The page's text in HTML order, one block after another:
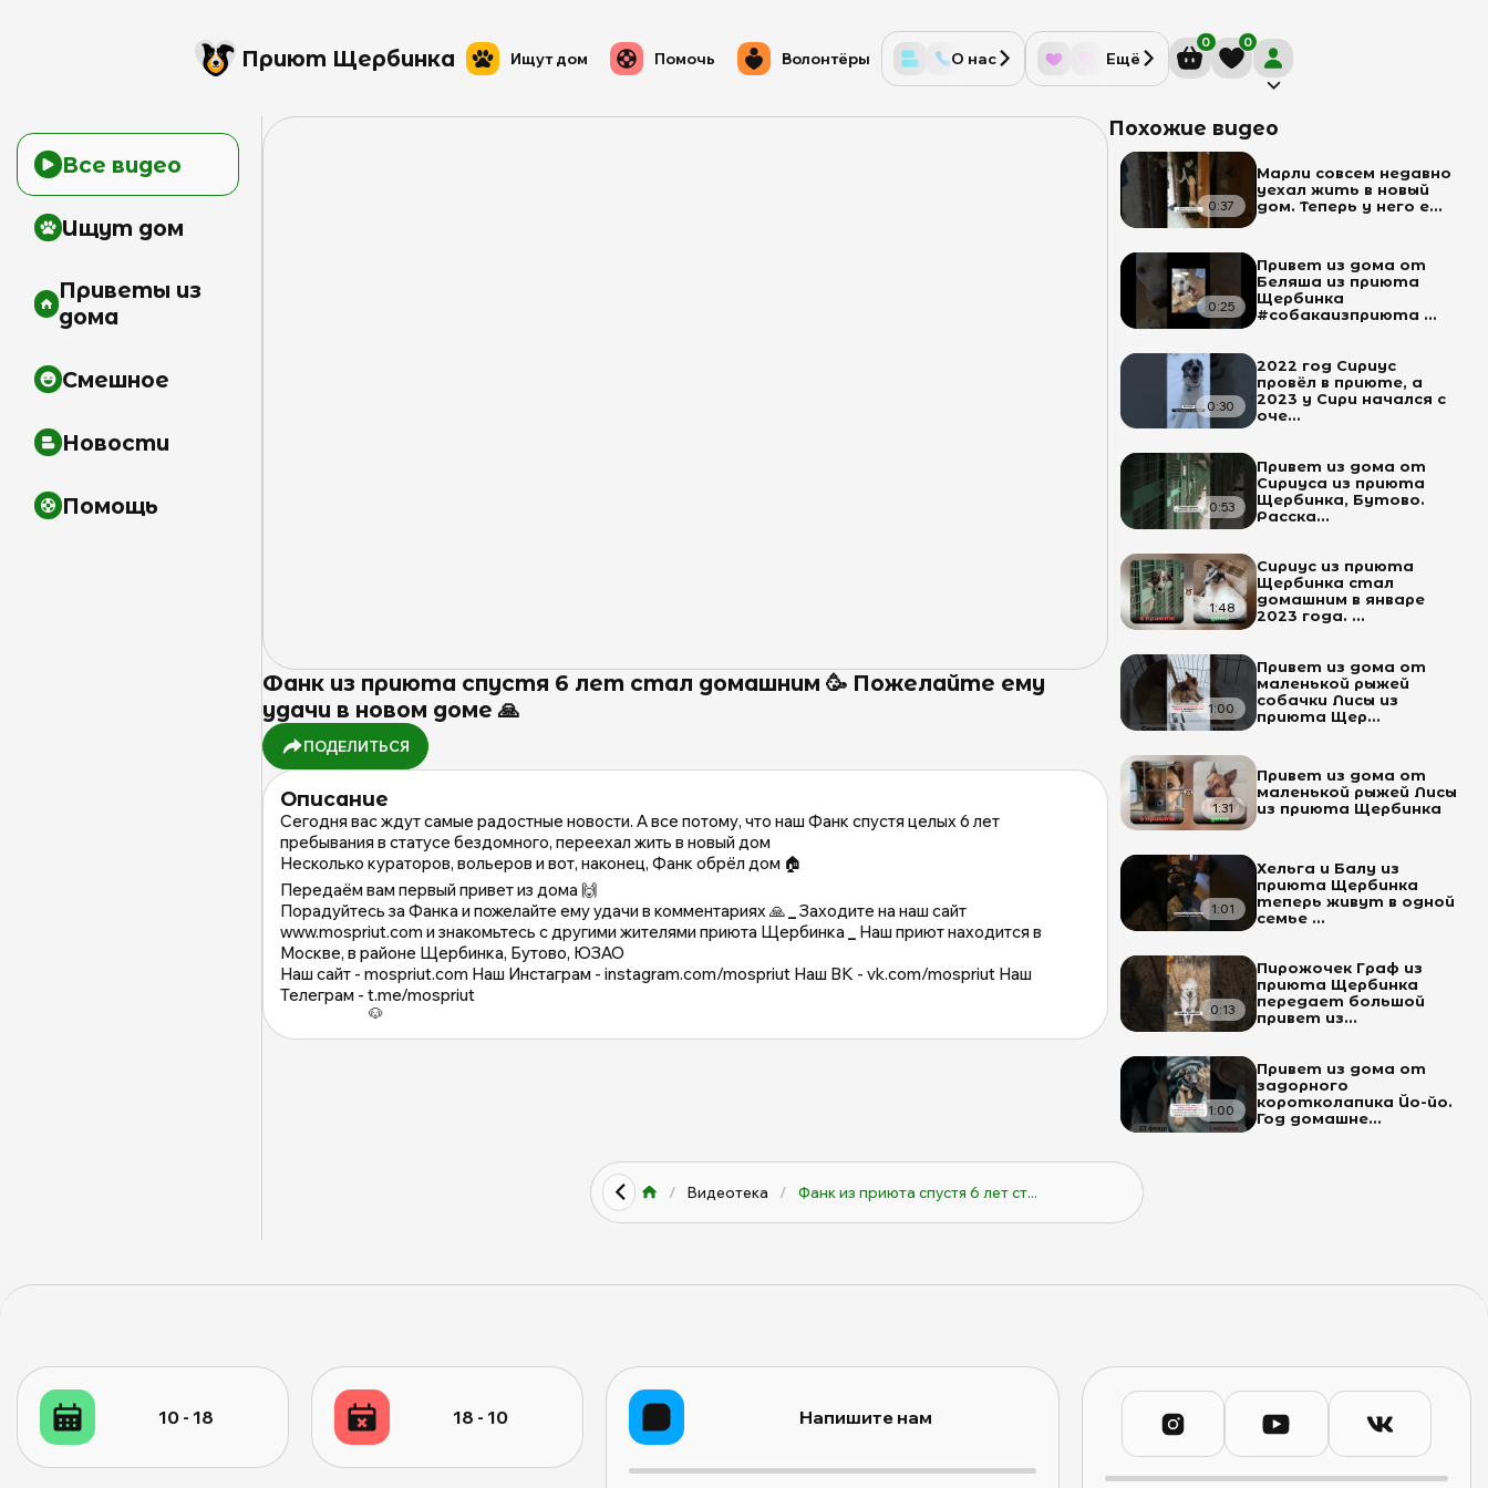
Приют Щербинка
0 0
Ищут дом Помочь Волонтёры О нас Ещё
Все видео
Ищут дом
Приветы из
дома
Смешное
Новости
Помощь
Фанк из приюта спустя 6 лет стал домашним 🥳 Пожелайте ему
удачи в новом доме 🙏
ПОДЕЛИТЬСЯ
Описание
Сегодня вас ждут самые радостные новости. А все потому, что наш Фанк спустя целых 6 лет
пребывания в статусе бездомного, переехал жить в новый дом
Несколько кураторов, вольеров и вот, наконец, Фанк обрёл дом 🏠
Передаём вам первый привет из дома 🙌
Порадуйтесь за Фанка и пожелайте ему удачи в комментариях 🙏
Заходите на наш сайт
www.mospriut.com и знакомьтесь с другими жителями приюта Щербинка
Наш приют находится в
Москве, в районе Щербинка, Бутово, ЮЗАО
Наш сайт - mospriut.com Наш Инстаграм - instagram.com/mospriut Наш ВК - vk.com/mospriut Наш
Телеграм - t.me/mospriut
          🐶
Похожие видео
0:37
Марли совсем недавно
уехал жить в новый
дом. Теперь у него е...
0:25
Привет из дома от
Беляша из приюта
Щербинка
#собакаизприюта ...
0:30
2022 год Сириус
провёл в приюте, а
2023 у Сири начался с
оче...
0:53
Привет из дома от
Сириуса из приюта
Щербинка, Бутово.
Расска...
1:48
Сириус из приюта
Щербинка стал
домашним в январе
2023 года. ...
1:00
Привет из дома от
маленькой рыжей
собачки Лисы из
приюта Щер...
1:31
Привет из дома от
маленькой рыжей Лисы
из приюта Щербинка
1:01
Хельга и Балу из
приюта Щербинка
теперь живут в одной
семье ...
0:13
Пирожочек Граф из
приюта Щербинка
передает большой
привет из...
1:00
Привет из дома от
задорного
коротколапика Йо-йо.
Год домашне...
/ Видеотека / Фанк из приюта спустя 6 лет ст...
10 - 18 18 - 10 Напишите нам